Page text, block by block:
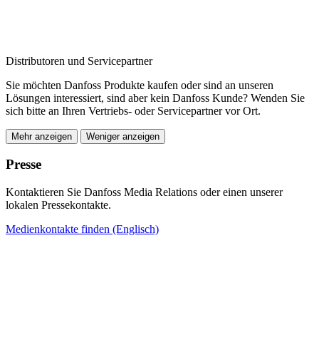
Distributoren und Servicepartner
Sie möchten Danfoss Produkte kaufen oder sind an unseren
Lösungen interessiert, sind aber kein Danfoss Kunde? Wenden Sie
sich bitte an Ihren Vertriebs- oder Servicepartner vor Ort.
Mehr anzeigen Weniger anzeigen
Presse
Kontaktieren Sie Danfoss Media Relations oder einen unserer
lokalen Pressekontakte.
Medienkontakte finden (Englisch)